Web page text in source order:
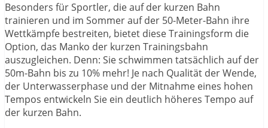
Besonders für Sportler, die auf der kurzen Bahn
trainieren und im Sommer auf der 50-Meter-Bahn ihre
Wettkämpfe bestreiten, bietet diese Trainingsform die
Option, das Manko der kurzen Trainingsbahn
auszugleichen. Denn: Sie schwimmen tatsächlich auf der
50m-Bahn bis zu 10% mehr! Je nach Qualität der Wende,
der Unterwasserphase und der Mitnahme eines hohen
Tempos entwickeln Sie ein deutlich höheres Tempo auf
der kurzen Bahn.